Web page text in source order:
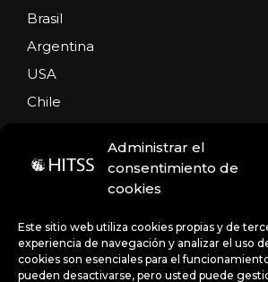
Administrar el
consentimiento de
cookies
Este sitio web utiliza cookies propias y de
experiencia de navegación y analizar el uso
cookies son esenciales para el
pueden desactivarse, pero usted puede
Brasil
Argentina
USA
Chile